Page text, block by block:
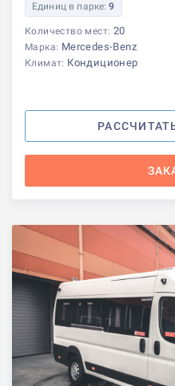
Единиц в парке:9
Количество мест: 20
Марка: Mercedes-Benz
Климат: Кондиционер